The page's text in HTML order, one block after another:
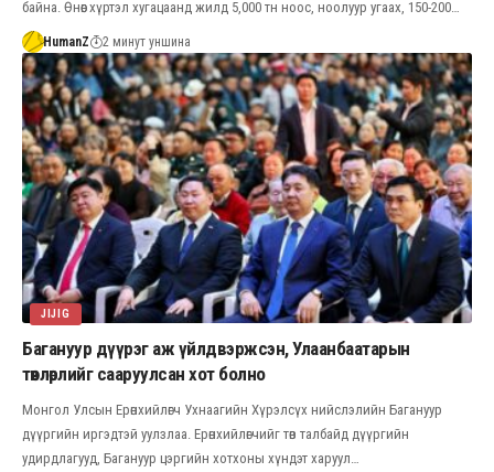
байна. Өнөөг хүртэл хугацаанд жилд 5,000 тн ноос, ноолуур угаах, 150-200…
HumanZ 2 минут уншина
JIJIG
Багануур дүүрэг аж үйлдвэржсэн, Улаанбаатарын
төвлөрлийг сааруулсан хот болно
Монгол Улсын Ерөнхийлөгч Ухнаагийн Хүрэлсүх нийслэлийн Багануур
дүүргийн иргэдтэй уулзлаа. Ерөнхийлөгчийг төв талбайд дүүргийн
удирдлагууд, Багануур цэргийн хотхоны хүндэт харуул…